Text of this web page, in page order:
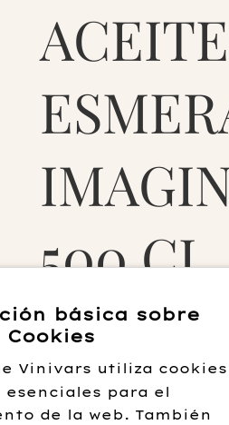
500 CL.
24.00€
básica sobre
Cookies
Vinivars utiliza cookies
esenciales para el
de la web. También